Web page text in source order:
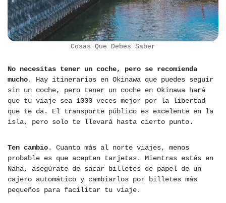
Cosas Que Debes Saber
No necesitas tener un coche, pero se recomienda
mucho. Hay itinerarios en Okinawa que puedes seguir
sin un coche, pero tener un coche en Okinawa hará
que tu viaje sea 1000 veces mejor por la libertad
que te da. El transporte público es excelente en la
isla, pero solo te llevará hasta cierto punto.
Ten cambio. Cuanto más al norte viajes, menos
probable es que acepten tarjetas. Mientras estés en
Naha, asegúrate de sacar billetes de papel de un
cajero automático y cambiarlos por billetes más
pequeños para facilitar tu viaje.